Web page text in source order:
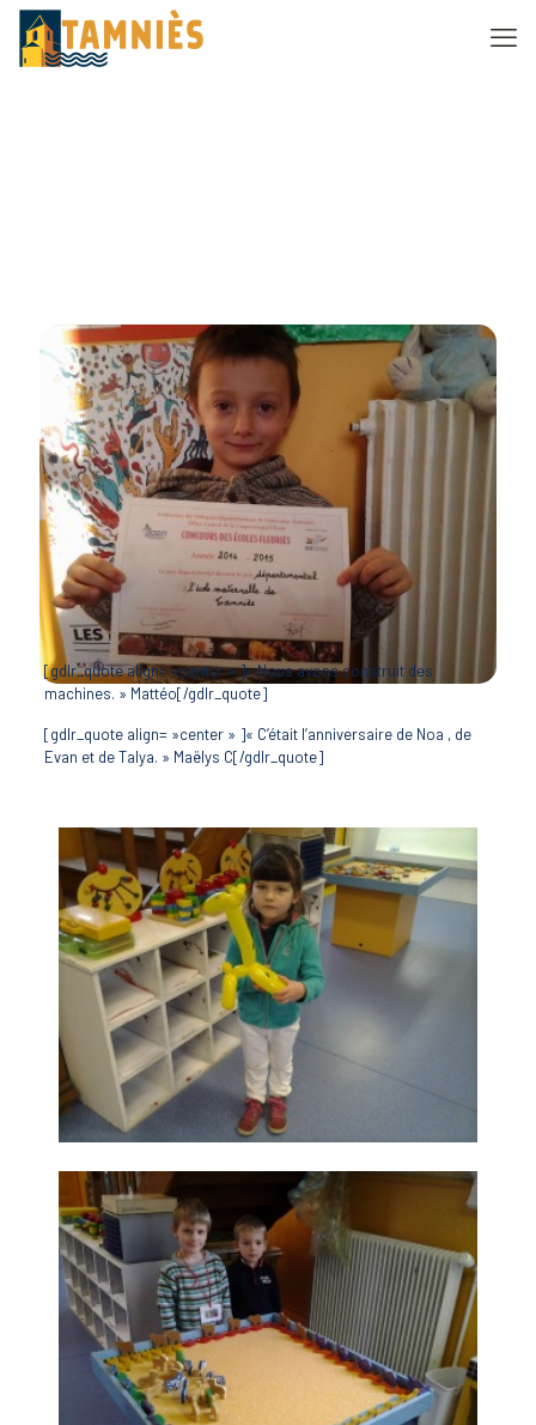
[gdlr_quote align= »center » ]« Nous avons construit des
machines. » Mattéo[/gdlr_quote]
[gdlr_quote align= »center » ]« C’était l’anniversaire de Noa , de
Evan et de Talya. » Maëlys C[/gdlr_quote]